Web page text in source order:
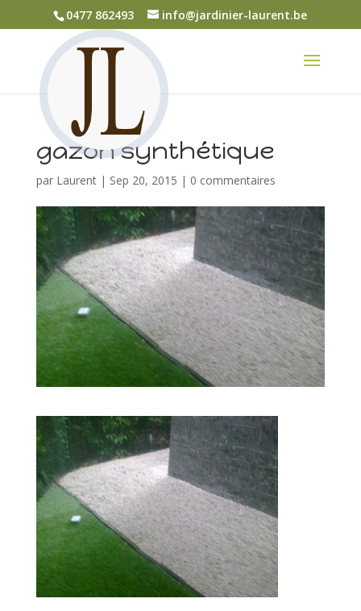
0477 862493 info@jardinier-laurent.be
gazon synthétique
par Laurent| Sep 20, 2015 | 0 commentaires